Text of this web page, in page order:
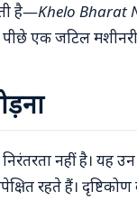
है—Khelo Bharat
एक जटिल मशीनरी
निरंतरता नहीं है। यह
रहते हैं।